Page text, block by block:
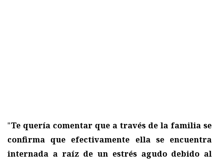
"Te quería comentar que a través de la familia se
confirma que efectivamente ella se encuentra
internada a raíz de un estrés agudo debido al